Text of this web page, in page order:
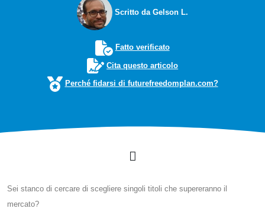
Scritto da Gelson L.
Fatto verificato
Cita questo articolo
Perché fidarsi di futurefreedomplan.com?
Sei stanco di cercare di scegliere singoli titoli che supereranno il
mercato?